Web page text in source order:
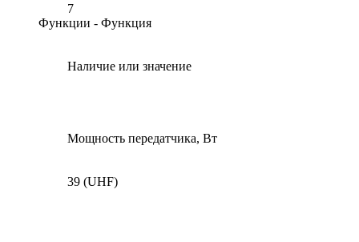
7
Функции - Функция
Наличие или значение
Мощность передатчика, Вт
39 (UHF)